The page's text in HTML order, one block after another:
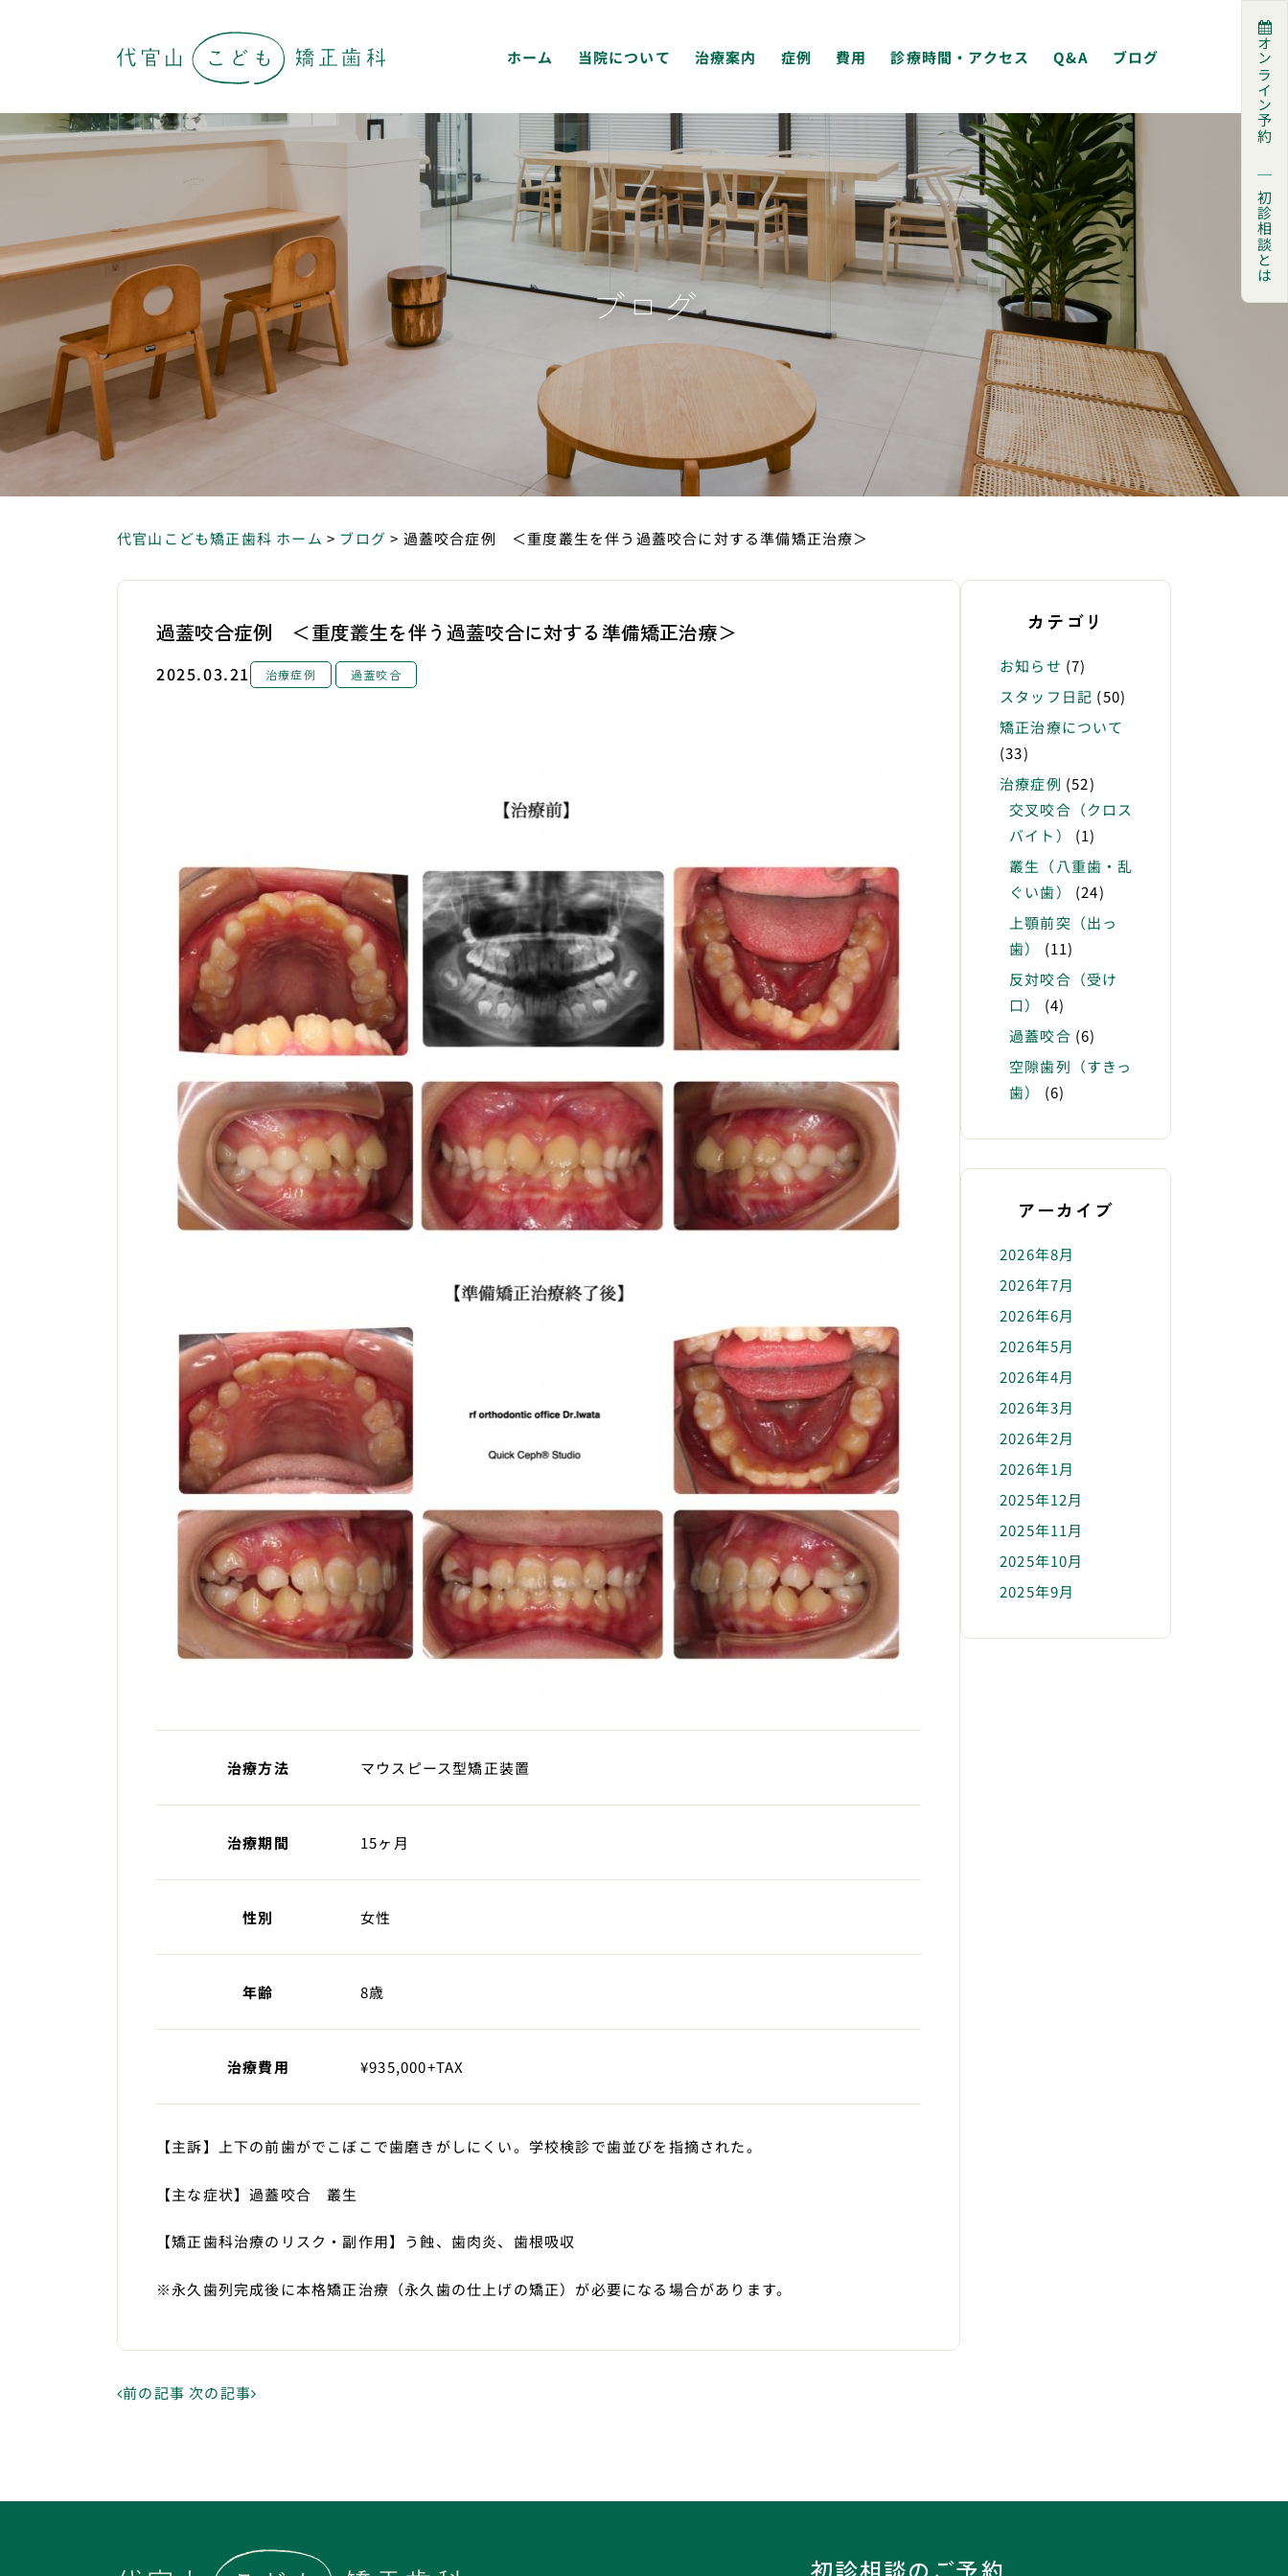
ホーム 当院について 治療案内 症例 費用 診療時間・アクセス Q&A ブログ オンライン予約
｜
初診相談とは
ブログ
代官山こども矯正歯科 ホーム > ブログ > 過蓋咬合症例 ＜重度叢生を伴う過蓋咬合に対する準備矯正治療＞
過蓋咬合症例 ＜重度叢生を伴う過蓋咬合に対する準備矯正治療＞
2025.03.21 治療症例 過蓋咬合
治療方法 マウスピース型矯正装置
治療期間 15ヶ月
性別 女性
年齢 8歳
治療費用 ¥935,000+TAX
【主訴】上下の前歯がでこぼこで歯磨きがしにくい。学校検診で歯並びを指摘された。
【主な症状】過蓋咬合 叢生
【矯正歯科治療のリスク・副作用】う蝕、歯肉炎、歯根吸収
※永久歯列完成後に本格矯正治療（永久歯の仕上げの矯正）が必要になる場合があります。
前の記事 次の記事
カテゴリ
お知らせ (7)
スタッフ日記 (50)
矯正治療について
(33)
治療症例 (52)
交叉咬合（クロス
バイト）
(1)
叢生（八重歯・乱
ぐい歯）
(24)
上顎前突（出っ
歯）
(11)
反対咬合（受け
口）
(4)
過蓋咬合 (6)
空隙歯列（すきっ
歯）
(6)
アーカイブ
2026年8月
2026年7月
2026年6月
2026年5月
2026年4月
2026年3月
2026年2月
2026年1月
2025年12月
2025年11月
2025年10月
2025年9月
初診相談のご予約